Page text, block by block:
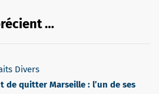
…
Divers
de quitter Marseille : l’un de ses